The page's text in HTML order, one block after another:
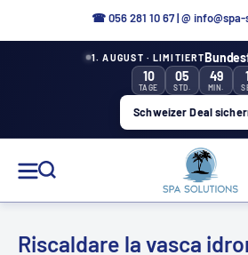
☎056 281 10 67|@
1. AUGUST · LIMITIERT
10
TAGE
05
STD.
49
MIN.
Schweizer Deal
Soluzioni
Spa
Riscaldare la vasca